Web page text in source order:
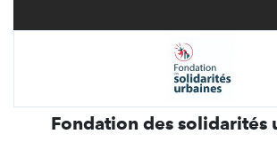
Fondation des solidarités